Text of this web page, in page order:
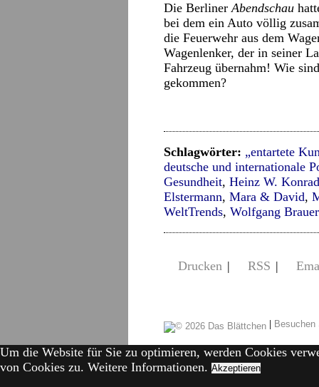
Die BerlinerAbendschau
bei dem ein Auto völlig
die Feuerwehr aus dem
Wagenlenker, der in seiner
Fahrzeug übernahm! Wie
gekommen?
Schlagwörter: „entartete
deutsche und internationale
Gesundheit, Heinz W. Konrad
Elstermann, Mara & David,
WeltTrends, Wolfgang Brauer
Drucken | RSS |
|
Um die Website für Sie zu optimieren, werden Cookies
von Cookies zu. Weitere Informationen. Akzeptieren